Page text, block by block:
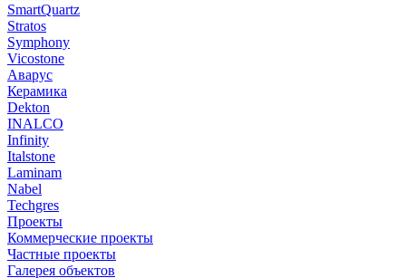
SmartQuartz
Stratos
Symphony
Vicostone
Аварус
Керамика
Dekton
INALCO
Infinity
Italstone
Laminam
Nabel
Techgres
Проекты
Коммерческие проекты
Частные проекты
Галерея объектов